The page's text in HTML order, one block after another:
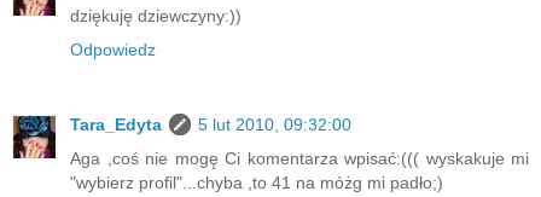
dziękuję dziewczyny:))
Odpowiedz
Tara_Edyta
5 lut 2010, 09:32:00
Aga ,coś nie mogę Ci komentarza wpisać:((( wyskakuje mi
"wybierz profil"...chyba ,to 41 na móżg mi padło;)